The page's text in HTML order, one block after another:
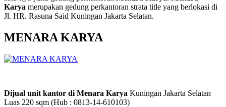
Karya merupakan gedung perkantoran strata title yang berlokasi di
Jl. HR. Rasuna Said Kuningan Jakarta Selatan.
MENARA KARYA
Dijual unit kantor di Menara Karya Kuningan Jakarta Selatan
Luas 220 sqm (Hub : 0813-14-610103)